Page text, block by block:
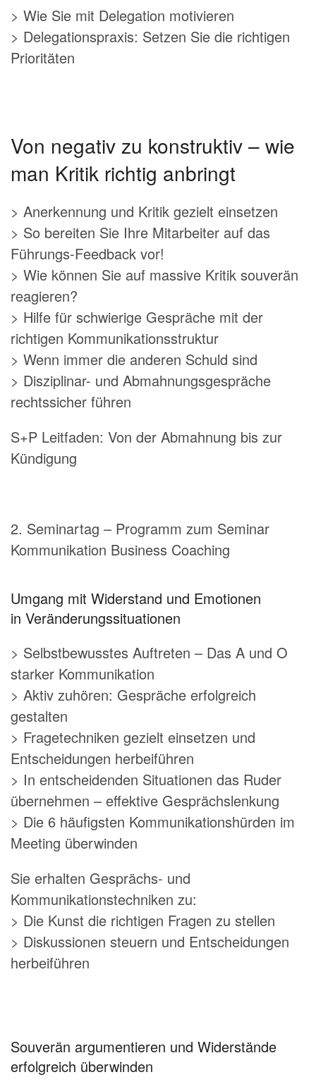
> Wie Sie mit Delegation motivieren
> Delegationspraxis: Setzen Sie die richtigen
Prioritäten
Von negativ zu konstruktiv – wie
man Kritik richtig anbringt
> Anerkennung und Kritik gezielt einsetzen
> So bereiten Sie Ihre Mitarbeiter auf das
Führungs-Feedback vor!
> Wie können Sie auf massive Kritik souverän
reagieren?
> Hilfe für schwierige Gespräche mit der
richtigen Kommunikationsstruktur
> Wenn immer die anderen Schuld sind
> Disziplinar- und Abmahnungsgespräche
rechtssicher führen
S+P Leitfaden: Von der Abmahnung bis zur
Kündigung
2. Seminartag – Programm zum Seminar
Kommunikation Business Coaching
Umgang mit Widerstand und Emotionen
in Veränderungssituationen
> Selbstbewusstes Auftreten – Das A und O
starker Kommunikation
> Aktiv zuhören: Gespräche erfolgreich
gestalten
> Fragetechniken gezielt einsetzen und
Entscheidungen herbeiführen
> In entscheidenden Situationen das Ruder
übernehmen – effektive Gesprächslenkung
> Die 6 häufigsten Kommunikationshürden im
Meeting überwinden
Sie erhalten Gesprächs- und
Kommunikationstechniken zu:
> Die Kunst die richtigen Fragen zu stellen
> Diskussionen steuern und Entscheidungen
herbeiführen
Souverän argumentieren und Widerstände
erfolgreich überwinden